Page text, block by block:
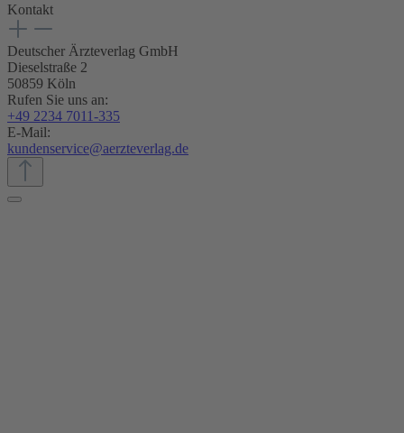
Kontakt
Deutscher Ärzteverlag GmbH
Dieselstraße 2
50859 Köln
Rufen Sie uns an:
+49 2234 7011-335
E-Mail:
kundenservice@aerzteverlag.de